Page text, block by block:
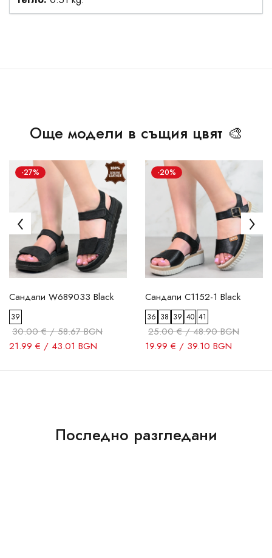
Още модели в същия цвят 🎨
-27%
Сандали W689033 Black
39
30.00 € / 58.67 BGN
21.99 € / 43.01 BGN
-20%
Сандали C1152-1 Black
36 38 39 40 41
25.00 € / 48.90 BGN
19.99 € / 39.10 BGN
Последно разгледани